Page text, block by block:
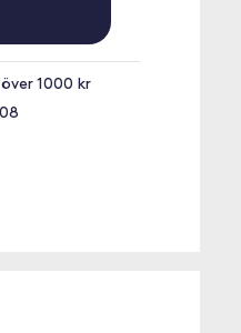
1000 kr